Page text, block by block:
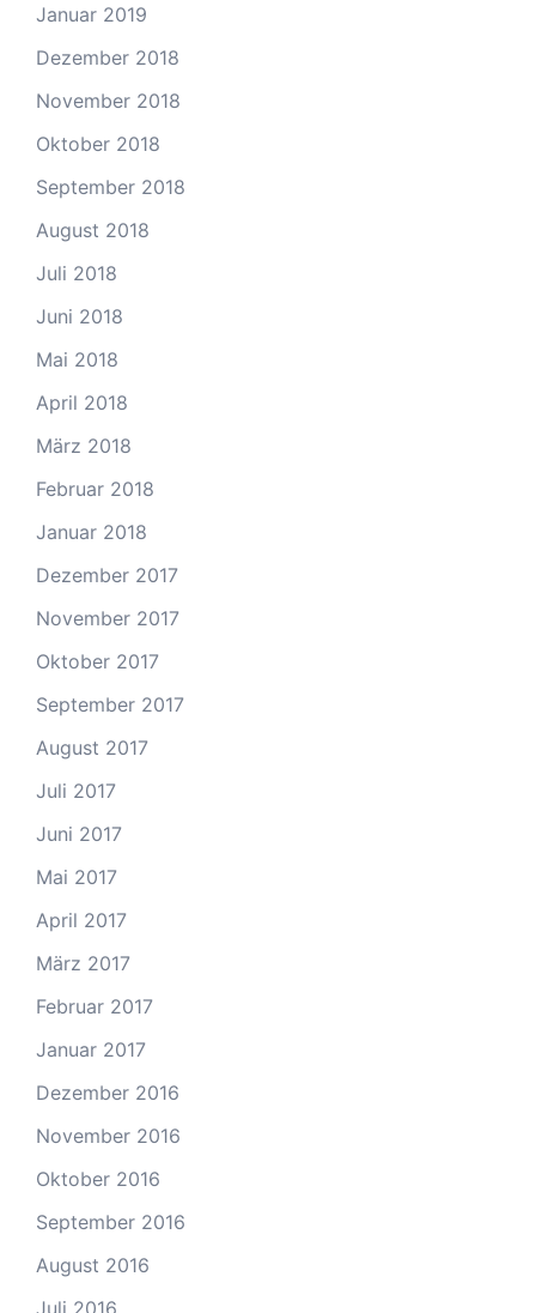
Januar 2019
Dezember 2018
November 2018
Oktober 2018
September 2018
August 2018
Juli 2018
Juni 2018
Mai 2018
April 2018
März 2018
Februar 2018
Januar 2018
Dezember 2017
November 2017
Oktober 2017
September 2017
August 2017
Juli 2017
Juni 2017
Mai 2017
April 2017
März 2017
Februar 2017
Januar 2017
Dezember 2016
November 2016
Oktober 2016
September 2016
August 2016